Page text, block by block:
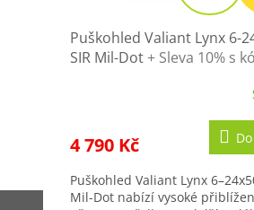
A
R
M
Puškohled Valiant Lynx 6-
SIR Mil-Dot+ Sleva 10% s
je
z
5
4 790 Kč
Puškohled Valiant Lynx
Mil-Dot nabízí vysoké